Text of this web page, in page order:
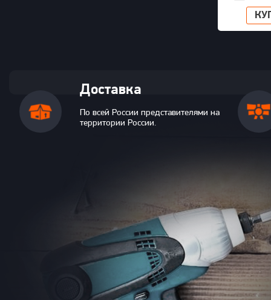
Доставка
По всей России представителями на
территории России.